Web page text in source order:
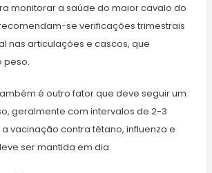
monitorar a saúde do maior cavalo do
se verificações trimestrais
nas articulações e cascos, que
peso.
é outro fator que deve seguir um
geralmente com intervalos de 2-3
vacinação contra tétano, influenza e
ser mantida em dia.